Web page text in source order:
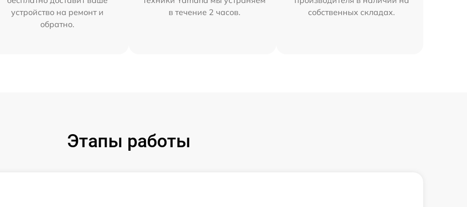
устройство на ремонт и
обратно.
в течение 2 часов.
собственных складах.
Этапы работы